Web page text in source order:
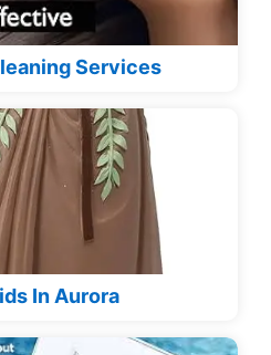
Services
In Aurora